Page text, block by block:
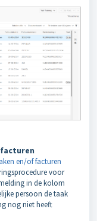
en/of facturen
voor
in de kolom
persoon de taak
nog niet heeft